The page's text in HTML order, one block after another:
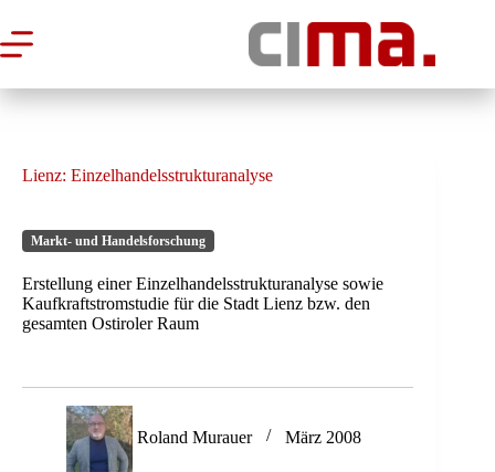
Inhalt
springen
Lienz: Einzelhandelsstrukturanalyse
Markt- und Handelsforschung
Erstellung einer Einzelhandelsstrukturanalyse sowie
Kaufkraftstromstudie für die Stadt Lienz bzw. den
gesamten Ostiroler Raum
Roland Murauer März 2008